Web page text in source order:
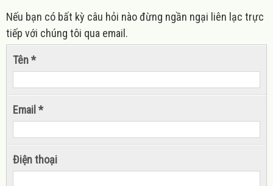
Nếu bạn có bất kỳ câu hỏi nào đừng ngần ngại liên lạc trực
tiếp với chúng tôi qua email.
Tên *
Email *
Điện thoại